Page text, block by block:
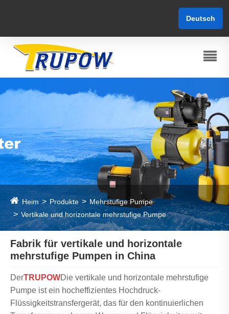
Deutsch
Heim Produkte
Mehrstufige Pumpe
Vertikale und horizontale mehrstufige Pumpe
Fabrik für vertikale und horizontale
mehrstufige Pumpen in China
DerTRUPOWDie vertikale und horizontale mehrstufige
Pumpe ist ein hocheffizientes Hochdruck-
Flüssigkeitstransfergerät, das für den kontinuierlichen